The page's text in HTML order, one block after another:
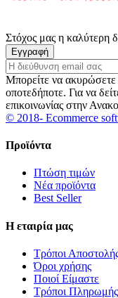
Στόχος μας η καλύτερη
Εγγραφή
Μπορείτε να ακυρώσετε
οποτεδήποτε. Για να
επικοινωνίας στην
© 2018- Ecommerce
Προϊόντα
Πτώση τιμών
Νέα προϊόντα
Best Seller
Η εταιρία μας
Τρόποι
Όροι χρήσης
Ποιοί Είμαστε
Τρόποι Πληρωμής